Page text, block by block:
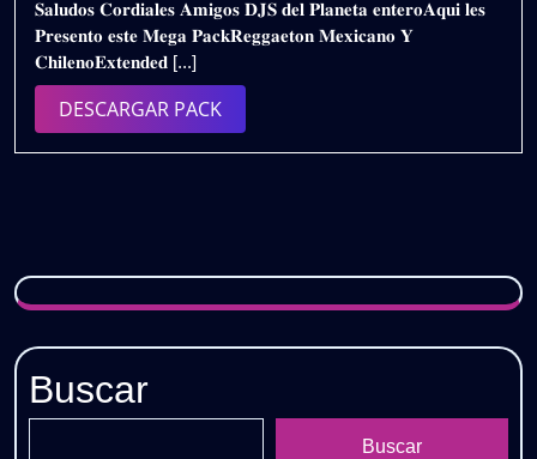
de
2025
𝗬
𝗖𝗛𝗜𝗟𝗘𝗡𝗢
𝗚𝗥𝗔𝗧𝗜𝗦
𝐒𝐚𝐥𝐮𝐝𝐨𝐬 𝐂𝐨𝐫𝐝𝐢𝐚𝐥𝐞𝐬 𝐀𝐦𝐢𝐠𝐨𝐬 𝐃𝐉𝐒 𝐝𝐞𝐥 𝐏𝐥𝐚𝐧𝐞𝐭𝐚 𝐞𝐧𝐭𝐞𝐫𝐨𝐀𝐪𝐮𝐢 𝐥𝐞𝐬
𝐏𝐫𝐞𝐬𝐞𝐧𝐭𝐨 𝐞𝐬𝐭𝐞 𝐌𝐞𝐠𝐚 𝐏𝐚𝐜𝐤𝐑𝐞𝐠𝐠𝐚𝐞𝐭𝐨𝐧 𝐌𝐞𝐱𝐢𝐜𝐚𝐧𝐨 𝐘
𝐂𝐡𝐢𝐥𝐞𝐧𝐨𝐄𝐱𝐭𝐞𝐧𝐝𝐞𝐝 [...]
DESCARGAR PACKDESCARGAR
PACK
Buscar
Buscar